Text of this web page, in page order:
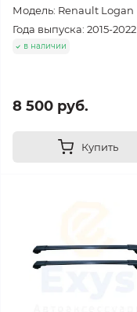
Модель: Renault Logan
Года выпуска: 2015-2022
в наличии
8 500 руб.
Купить